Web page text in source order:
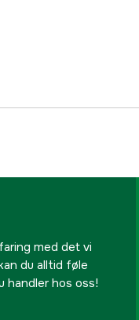
med det vi
du alltid føle
handler hos oss!